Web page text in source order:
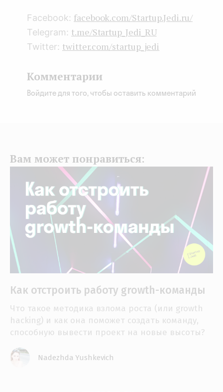
Facebook: facebook.com/Startup.Jedi.ru/
Telegram: t.me/Startup_Jedi_RU
Twitter: twitter.com/startup_jedi
Комментарии
Войдите для того, чтобы оставить комментарий
Вам может понравиться:
Как отстроить работу growth-команды
Что такое методика взлома роста (или growth
hacking) и как она поможет создать команду,
способную вывести проект на новые высоты?
Nadezhda Yushkevich